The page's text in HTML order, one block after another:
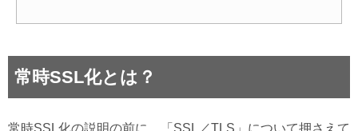
常時SSL化とは？
常時SSL化の説明の前に、「SSL／TLS」について押さえて